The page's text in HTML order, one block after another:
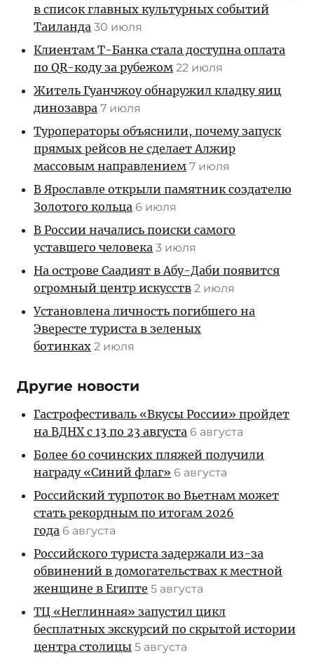
в список главных культурных событий
Таиланда 30 июля
Клиентам T-Банка стала доступна оплата
по QR-коду за рубежом 22 июля
Житель Гуанчжоу обнаружил кладку яиц
динозавра 7 июля
Туроператоры объяснили, почему запуск
прямых рейсов не сделает Алжир
массовым направлением 7 июля
В Ярославле открыли памятник создателю
Золотого кольца 6 июля
В России начались поиски самого
уставшего человека 3 июля
На острове Саадият в Абу-Даби появится
огромный центр искусств 2 июля
Установлена личность погибшего на
Эвересте туриста в зеленых
ботинках 2 июля
Другие новости
Гастрофестиваль «Вкусы России» пройдет
на ВДНХ с 13 по 23 августа 6 августа
Более 60 сочинских пляжей получили
награду «Синий флаг» 6 августа
Российский турпоток во Вьетнам может
стать рекордным по итогам 2026
года 6 августа
Российского туриста задержали из-за
обвинений в домогательствах к местной
женщине в Египте 5 августа
ТЦ «Неглинная» запустил цикл
бесплатных экскурсий по скрытой истории
центра столицы 5 августа